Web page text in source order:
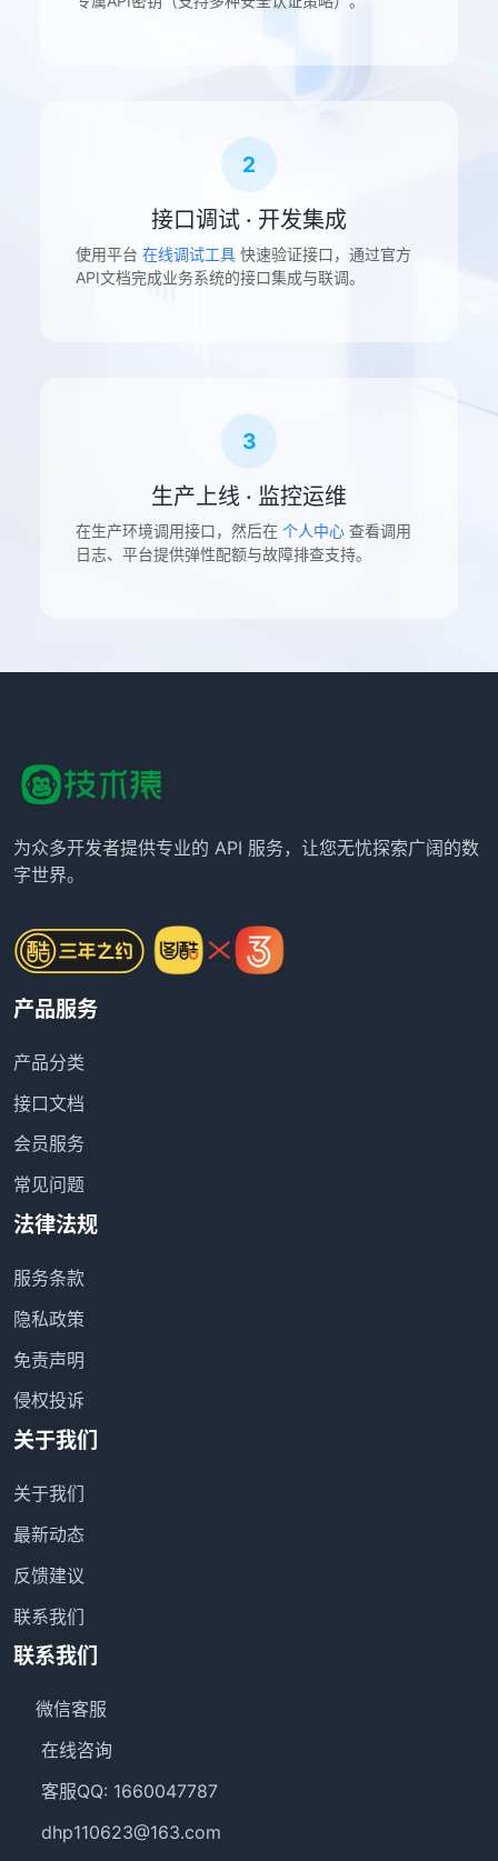
2
接口调试 · 开发集成
使用平台 在线调试工具 快速验证接口，通过官方
API文档完成业务系统的接口集成与联调。
3
生产上线 · 监控运维
在生产环境调用接口，然后在 个人中心 查看调用
日志、平台提供弹性配额与故障排查支持。
为众多开发者提供专业的 API 服务，让您无忧探索广阔的数
字世界。
产品服务
产品分类
接口文档
会员服务
常见问题
法律法规
服务条款
隐私政策
免责声明
侵权投诉
关于我们
关于我们
最新动态
反馈建议
联系我们
联系我们
微信客服
在线咨询
客服QQ: 1660047787
dhp110623@163.com